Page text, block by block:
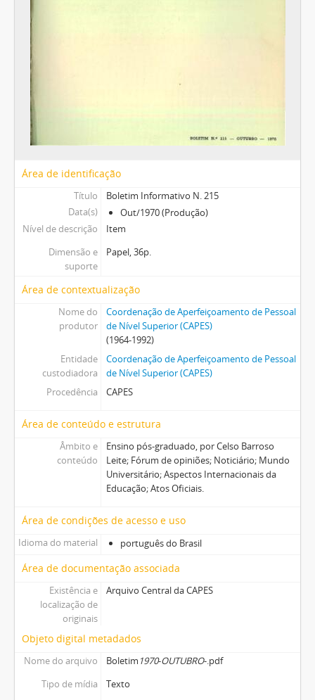
Área de identificação
Título
Boletim Informativo N. 215
Data(s)
Out/1970 (Produção)
Nível de descrição
Item
Dimensão e
suporte
Papel, 36p.
Área de contextualização
Nome do
produtor
Coordenação de Aperfeiçoamento de Pessoal
de Nível Superior (CAPES)
(1964-1992)
Entidade
custodiadora
Coordenação de Aperfeiçoamento de Pessoal
de Nível Superior (CAPES)
Procedência
CAPES
Área de conteúdo e estrutura
Âmbito e
conteúdo
Ensino pós-graduado, por Celso Barroso
Leite; Fórum de opiniões; Noticiário; Mundo
Universitário; Aspectos Internacionais da
Educação; Atos Oficiais.
Área de condições de acesso e uso
Idioma do material português do Brasil
Área de documentação associada
Existência e
localização de
originais
Arquivo Central da CAPES
Objeto digital metadados
Nome do arquivo Boletim 1970-OUTUBRO-.pdf
Tipo de mídia
Texto